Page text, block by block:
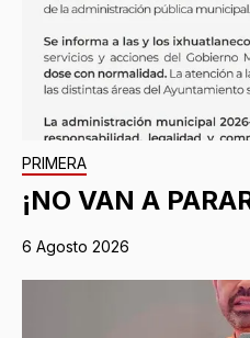
PRIMERA
¡NO VAN A
6 Agosto 2026